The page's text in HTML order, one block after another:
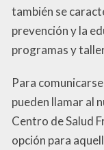
también se
prevención y la
programas y
Para
pueden llamar al
Centro de Salud
opción para